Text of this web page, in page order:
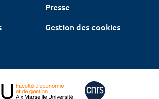
Presse
Gestion des cookies